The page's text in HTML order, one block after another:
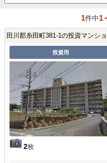
1件中1
田川郡糸田町381-1の投資マンシ
投資用
2枚